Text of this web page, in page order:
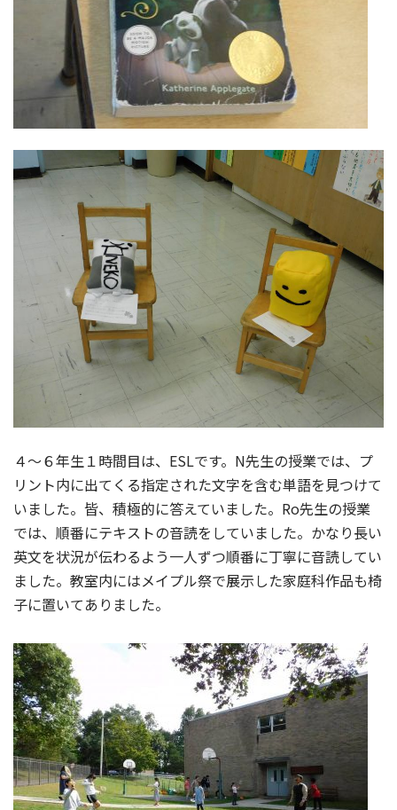
４～６年生１時間目は、ESLです。N先生の授業では、プ
リント内に出てくる指定された文字を含む単語を見つけて
いました。皆、積極的に答えていました。Ro先生の授業
では、順番にテキストの音読をしていました。かなり長い
英文を状況が伝わるよう一人ずつ順番に丁寧に音読してい
ました。教室内にはメイプル祭で展示した家庭科作品も椅
子に置いてありました。